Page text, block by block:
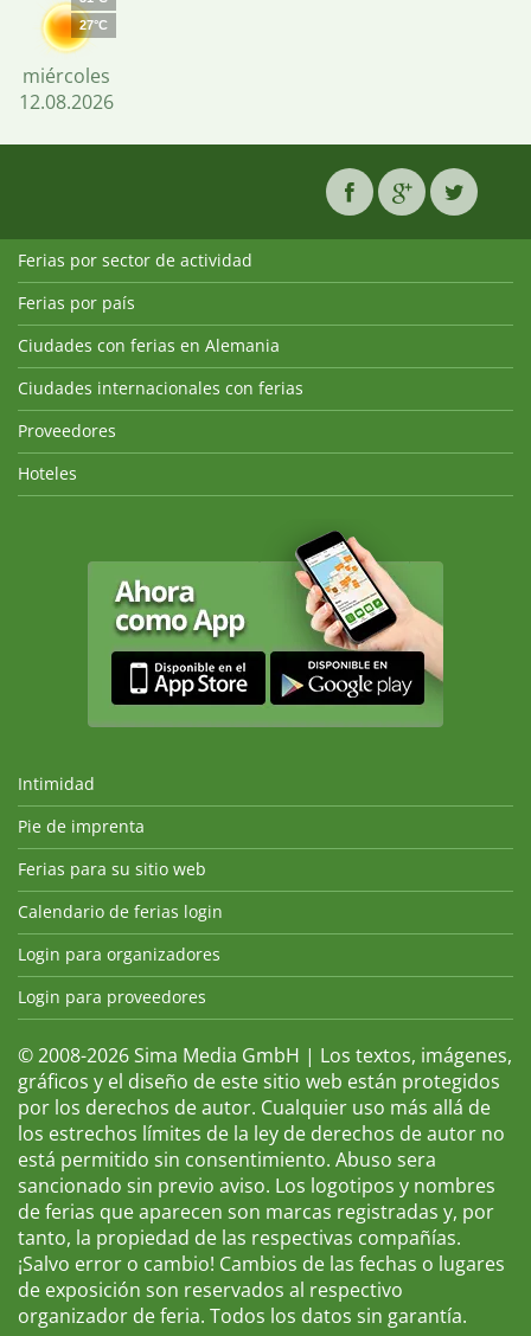
27°C
miércoles
12.08.2026
Ferias por sector de actividad
Ferias por país
Ciudades con ferias en Alemania
Ciudades internacionales con ferias
Proveedores
Hoteles
Intimidad
Pie de imprenta
Ferias para su sitio web
Calendario de ferias login
Login para organizadores
Login para proveedores
© 2008-2026 Sima Media GmbH | Los textos, imágenes,
gráficos y el diseño de este sitio web están protegidos
por los derechos de autor. Cualquier uso más allá de
los estrechos límites de la ley de derechos de autor no
está permitido sin consentimiento. Abuso sera
sancionado sin previo aviso. Los logotipos y nombres
de ferias que aparecen son marcas registradas y, por
tanto, la propiedad de las respectivas compañías.
¡Salvo error o cambio! Cambios de las fechas o lugares
de exposición son reservados al respectivo
organizador de feria. Todos los datos sin garantía.